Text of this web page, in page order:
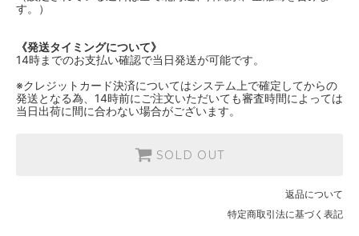
す。）
《発送タイミングについて》
14時までのお支払い確認で当日発送が可能です。
※クレジットカード決済についてはシステム上で確定してからの
発送となる為、14時前にご注文いただいても審査時間によっては
当日出荷に間に合わない場合がございます。
SOLD OUT
返品について
特定商取引法に基づく表記